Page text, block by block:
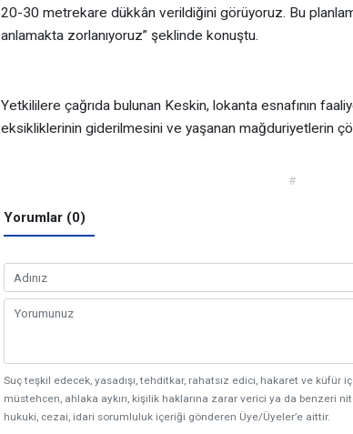
20-30 metrekare dükkân verildiğini görüyoruz. Bu
anlamakta zorlanıyoruz” şeklinde konuştu.
Yetkililere çağrıda bulunan Keskin, lokanta esnafının
eksikliklerinin giderilmesini ve yaşanan mağduriyetlerin
#
Yorumlar (0)
Suç teşkil edecek, yasadışı, tehditkar, rahatsız edici, hakaret ve küfür
müstehcen, ahlaka aykırı, kişilik haklarına zarar verici ya da benzeri
hukuki, cezai, idari sorumluluk içeriği gönderen Üye/Üyeler’e aittir.